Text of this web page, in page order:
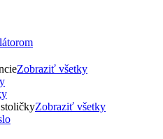
Zobraziť všetky
Zobraziť všetky